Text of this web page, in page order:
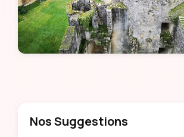
Nos Suggestions